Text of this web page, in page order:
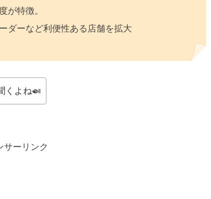
が特徴。
ダーなど利便性ある店舗を拡大
くよね🍛
サーリンク